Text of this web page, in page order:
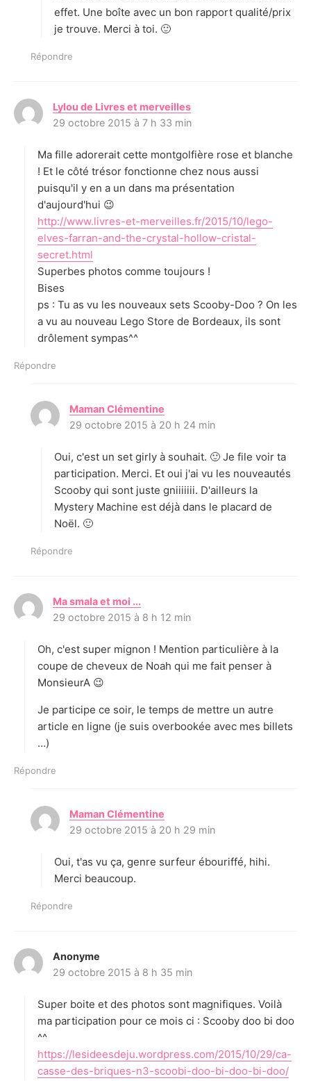
effet. Une boîte avec un bon rapport qualité/prix
je trouve. Merci à toi. 🙂
Répondre
Lylou de Livres et merveilles
i
:
29 octobre 2015 à 7 h 33 min
Ma fille adorerait cette montgolfière rose et blanche
! Et le côté trésor fonctionne chez nous aussi
puisqu'il y en a un dans ma présentation
d'aujourd'hui 😉
http://www.livres-et-merveilles.fr/2015/10/lego-
elves-farran-and-the-crystal-hollow-cristal-
secret.html
Superbes photos comme toujours !
Bises
ps : Tu as vu les nouveaux sets Scooby-Doo ? On les
a vu au nouveau Lego Store de Bordeaux, ils sont
drôlement sympas^^
Répondre
Maman Clémentine
i
:
29 octobre 2015 à 20 h 24 min
Oui, c'est un set girly à souhait. 🙂 Je file voir ta
participation. Merci. Et oui j'ai vu les nouveautés
Scooby qui sont juste gniiiiiii. D'ailleurs la
Mystery Machine est déjà dans le placard de
Noël. 🙂
Répondre
Ma smala et moi ...
i
:
29 octobre 2015 à 8 h 12 min
Oh, c'est super mignon ! Mention particulière à la
coupe de cheveux de Noah qui me fait penser à
MonsieurA 😉
Je participe ce soir, le temps de mettre un autre
article en ligne (je suis overbookée avec mes billets
…)
Répondre
Maman Clémentine
i
:
29 octobre 2015 à 20 h 29 min
Oui, t'as vu ça, genre surfeur ébouriffé, hihi.
Merci beaucoup.
Répondre
Anonyme
i
:
29 octobre 2015 à 8 h 35 min
Super boite et des photos sont magnifiques. Voilà
ma participation pour ce mois ci : Scooby doo bi doo
^^
https://lesideesdeju.wordpress.com/2015/10/29/ca-
casse-des-briques-n3-scoobi-doo-bi-doo-bi-doo/